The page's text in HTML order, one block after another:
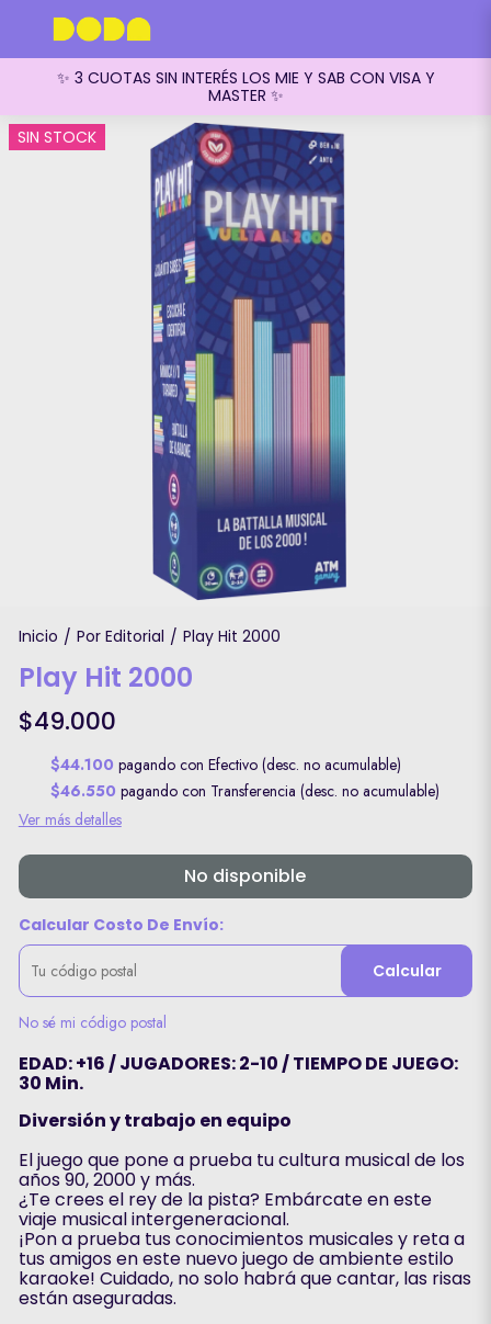
✨ 3 CUOTAS SIN INTERÉS LOS MIE Y SAB CON VISA Y
MASTER ✨
SIN STOCK
Inicio / Por Editorial / Play Hit 2000
Play Hit 2000
$49.000
$44.100 pagando con Efectivo (desc. no acumulable)
$46.550 pagando con Transferencia (desc. no acumulable)
Ver más detalles
No disponible
Calcular Costo De Envío:
Calcular
No sé mi código postal
EDAD: +16 / JUGADORES: 2-10 / TIEMPO DE JUEGO:
30 Min.
Diversión y trabajo en equipo
El juego que pone a prueba tu cultura musical de los
años 90, 2000 y más.
¿Te crees el rey de la pista? Embárcate en este
viaje musical intergeneracional.
¡Pon a prueba tus conocimientos musicales y reta a
tus amigos en este nuevo juego de ambiente estilo
karaoke! Cuidado, no solo habrá que cantar, las risas
están aseguradas.